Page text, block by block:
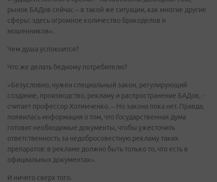
рынок БАДов сейчас – в такой же ситуации, как многие другие
сферы: здесь огромное количество бракоделов и
мошенников».
Чем душа успокоится?
Что же делать бедному потребителю?
«Безусловно, нужен специальный закон, регулирующий
создание, производство, рекламу и распространение БАДов, -
считает профессор Хотимченко. – Но закона пока нет. Правда,
появилась информация о том, что Государственная дума
готовит необходимые документы, чтобы ужесточить
ответственность за недобросовестную рекламу таких
препаратов: в рекламе должно быть только то, что есть в
официальных документах».
И ничего сверх того.